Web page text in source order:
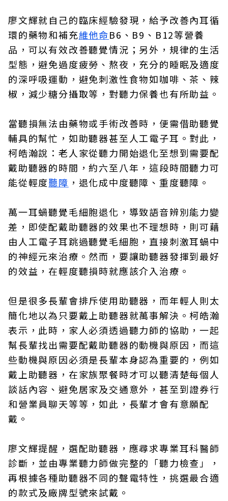
廖文輝就自己的臨床經驗發現，給予改善內耳循
環的藥物和補充維他命B6、B9、B12等營養
品，可以有效改善聽覺情況；另外，規律的生活
型態，避免過度疲勞、熬夜，充分的睡眠及適度
的深呼吸運動，避免刺激性食物如咖啡、茶、辣
椒，減少糖分攝取等，對聽力保養也有所助益。
當聽損無法由藥物或手術改善時，便需借助聽覺
輔具的幫忙，如助聽器甚至人工電子耳。對此，
柯皓瀚說：老人家從聽力開始退化至想到需要配
戴助聽器的時間，約六至八年，這段時間聽力可
能從輕度聽障 ，退化成中度聽障、重度聽障。
萬一耳蝸聽覺毛細胞退化，導致語音辨別能力變
差，即使配戴助聽器的效果也不理想時，則可藉
由人工電子耳跳過聽覺毛細胞，直接刺激耳蝸中
的神經元來治療。然而，要讓助聽器發揮到最好
的效益，在輕度聽損時就應該介入治療。
但是很多長輩會排斥使用助聽器，而年輕人則太
簡化地以為只要戴上助聽器就萬事解決。柯皓瀚
表示，此時，家人必須透過聽力師的協助，一起
幫長輩找出需要配戴助聽器的動機與原因，而這
些動機與原因必須是長輩本身認為重要的，例如
戴上助聽器，在家族聚餐時才可以聽清楚每個人
談話內容、避免居家及交通意外，甚至到證券行
和營業員聊天等等，如此，長輩才會有意願配
戴。
廖文輝提醒，選配助聽器，應尋求專業耳科醫師
診斷，並由專業聽力師做完整的「聽力檢查」，
再根據各種助聽器不同的聲電特性，挑選最合適
的款式及廠牌型號來試戴。